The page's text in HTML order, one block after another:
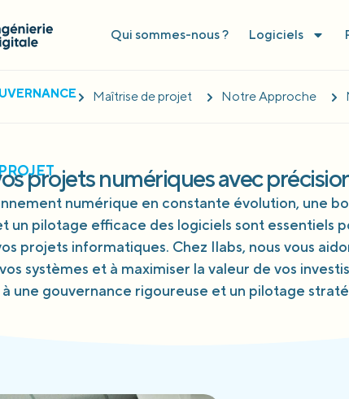
Qui sommes-nous ? Logiciels
Maîtrise de projet Notre Approche
projets numériques avec
numérique en constante évolution, une
un pilotage efficace des logiciels sont essentiels
projets informatiques. Chez Ilabs, nous vous
systèmes et à maximiser la valeur de vos
une gouvernance rigoureuse et un pilotage